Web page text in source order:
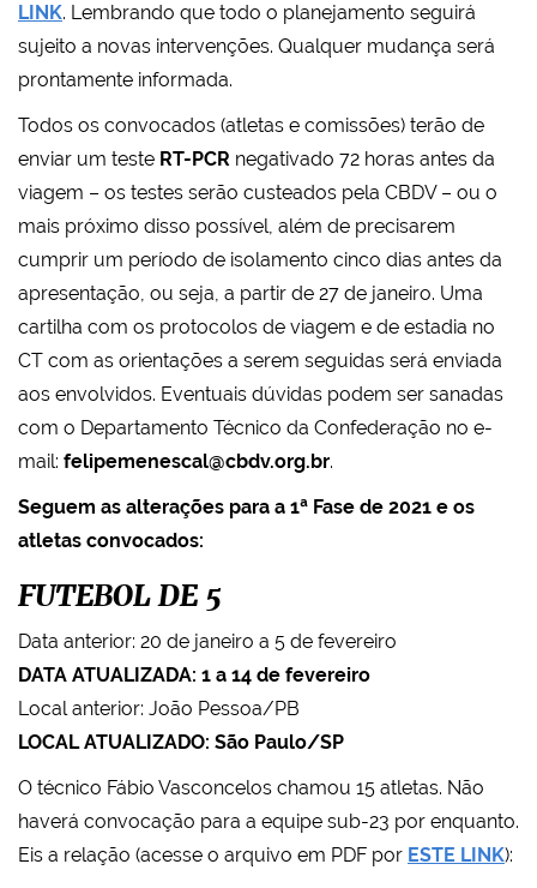
LINK. Lembrando que todo o planejamento seguirá
sujeito a novas intervenções. Qualquer mudança será
prontamente informada.
Todos os convocados (atletas e comissões) terão de
enviar um teste RT-PCR negativado 72 horas antes da
viagem – os testes serão custeados pela CBDV – ou o
mais próximo disso possível, além de precisarem
cumprir um período de isolamento cinco dias antes da
apresentação, ou seja, a partir de 27 de janeiro. Uma
cartilha com os protocolos de viagem e de estadia no
CT com as orientações a serem seguidas será enviada
aos envolvidos. Eventuais dúvidas podem ser sanadas
com o Departamento Técnico da Confederação no e-
mail: felipemenescal@cbdv.org.br.
Seguem as alterações para a 1ª Fase de 2021 e os
atletas convocados:
FUTEBOL DE 5
Data anterior: 20 de janeiro a 5 de fevereiro
DATA ATUALIZADA: 1 a 14 de fevereiro
Local anterior: João Pessoa/PB
LOCAL ATUALIZADO: São Paulo/SP
O técnico Fábio Vasconcelos chamou 15 atletas. Não
haverá convocação para a equipe sub-23 por enquanto.
Eis a relação (acesse o arquivo em PDF por ESTE LINK):